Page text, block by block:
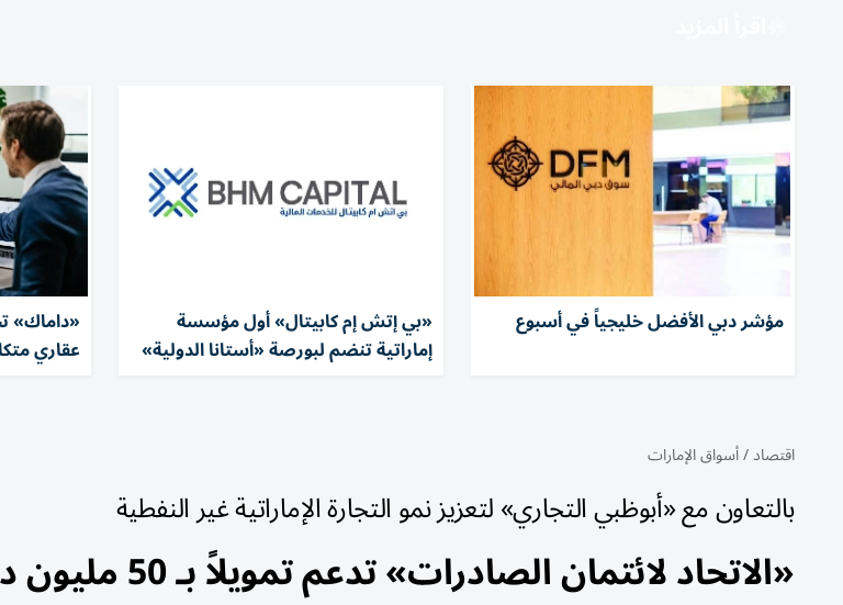
مؤشر دبي الأفضل خليجياً في أسبوع «بي إتش إم كابيتال» أول مؤسسة
إماراتية تنضم لبورصة «أستانا الدولية»
«داماك»
عقاري
اقتصاد/أسواق الإمارات
بالتعاون مع «أبوظبي التجاري» لتعزيز نمو التجارة الإماراتية غير النفطية
«الاتحاد لائتمان الصادرات» تدعم تمويلاً بـ 50 مليون دولار لـ «جيرالد»